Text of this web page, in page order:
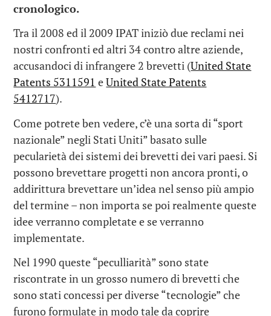
cronologico.
Tra il 2008 ed il 2009 IPAT iniziò due reclami nei
nostri confronti ed altri 34 contro altre aziende,
accusandoci di infrangere 2 brevetti (United State
Patents 5311591 eUnited State Patents
5412717).
Come potrete ben vedere, c’è una sorta di “sport
nazionale” negli Stati Uniti” basato sulle
pecularietà dei sistemi dei brevetti dei vari paesi. Si
possono brevettare progetti non ancora pronti, o
addirittura brevettare un’idea nel senso più ampio
del termine – non importa se poi realmente queste
idee verranno completate e se verranno
implementate.
Nel 1990 queste “peculliarità” sono state
riscontrate in un grosso numero di brevetti che
sono stati concessi per diverse “tecnologie” che
furono formulate in modo tale da coprire